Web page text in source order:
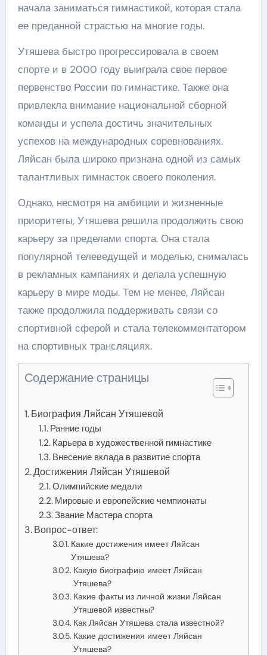
начала заниматься гимнастикой, которая стала
ее преданной страстью на многие годы.
Утяшева быстро прогрессировала в своем
спорте и в 2000 году выиграла свое первое
первенство России по гимнастике. Также она
привлекла внимание национальной сборной
команды и успела достичь значительных
успехов на международных соревнованиях.
Ляйсан была широко признана одной из самых
талантливых гимнасток своего поколения.
Однако, несмотря на амбиции и жизненные
приоритеты, Утяшева решила продолжить свою
карьеру за пределами спорта. Она стала
популярной телеведущей и моделью, снималась
в рекламных кампаниях и делала успешную
карьеру в мире моды. Тем не менее, Ляйсан
также продолжила поддерживать связи со
спортивной сферой и стала телекомментатором
на спортивных трансляциях.
Содержание страницы
Биография Ляйсан Утяшевой
Ранние годы
Карьера в художественной гимнастике
Внесение вклада в развитие спорта
Достижения Ляйсан Утяшевой
Олимпийские медали
Мировые и европейские чемпионаты
Звание Мастера спорта
Вопрос-ответ:
Какие достижения имеет Ляйсан
Утяшева?
Какую биографию имеет Ляйсан
Утяшева?
Какие факты из личной жизни Ляйсан
Утяшевой известны?
Как Ляйсан Утяшева стала известной?
Какие достижения имеет Ляйсан
Утяшева?